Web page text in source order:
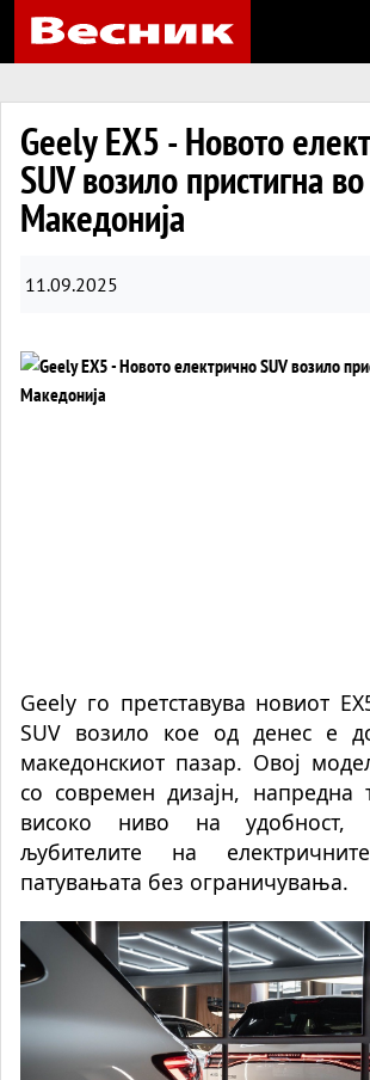
Geely EX5 - Новото
SUV возило пристигна во
Македонија
11.09.2025
Geely го претставува новиот
SUV возило кое од денес е
македонскиот пазар. Овој
со современ дизајн, напредна
високо ниво на удобност,
љубителите на
патувањата без ограничувања.